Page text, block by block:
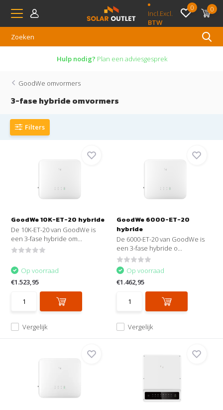
Incl.Excl.
BTW
0 0
Hulp nodig? Plan een adviesgesprek
GoodWe omvormers
3-fase hybride omvormers
Filters
GoodWe 10K-ET-20 hybride
De 10K-ET-20 van GoodWe is
een 3-fase hybride om...
Vergelijk
Op voorraad
€1.523,95
GoodWe 6000-ET-20
hybride
De 6000-ET-20 van GoodWe is
een 3-fase hybride o...
Vergelijk
Op voorraad
€1.462,95